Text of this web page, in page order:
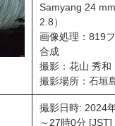
Samyang 24
2.8）
画像処理：819
合成
撮影：花山 秀和
撮影場所：石垣
撮影日時: 2024
～27時0分 [JST]